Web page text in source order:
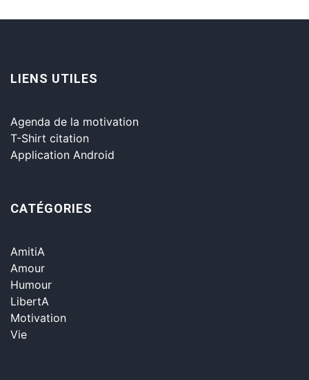
LIENS UTILES
Agenda de la motivation
T-Shirt citation
Application Android
CATÉGORIES
AmitiA
Amour
Humour
LibertA
Motivation
Vie